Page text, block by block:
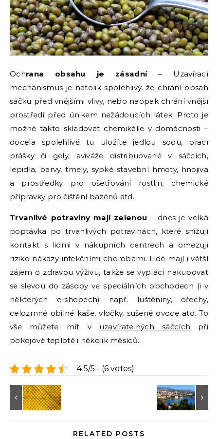
Ochrana obsahu je zásadní– Uzavírací
mechanismus je natolik spolehlivý, že chrání obsah
sáčku před vnějšími vlivy, nebo naopak chrání vnější
prostředí před únikem nežádoucích látek. Proto je
možné takto skladovat chemikálie v domácnosti –
docela spolehlivě tu uložíte jedlou sodu, prací
prášky či gely, aviváže distribuované v sáčcích,
lepidla, barvy, tmely, sypké stavební hmoty, hnojiva
a prostředky pro ošetřování rostlin, chemické
přípravky pro čištění bazénů atd.
Trvanlivé potraviny mají zelenou – dnes je velká
poptávka po trvanlivých potravinách, které snižují
kontakt s lidmi v nákupních centrech a omezují
riziko nákazy infekčními chorobami. Lidé mají i větší
zájem o zdravou výživu, takže se vyplácí nakupovat
se slevou do zásoby ve speciálních obchodech (i v
některých e-shopech) např. luštěniny, ořechy,
celozrnné obilné kaše, vločky, sušené ovoce atd. To
vše můžete mít v uzavíratelných sáčcích při
pokojové teplotě i několik měsíců.
4.5/5 - (6 votes)
RELATED POSTS